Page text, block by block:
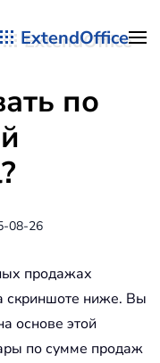
ExtendOffice
по
08-26
продажах
скриншоте ниже. Вы
основе этой
по сумме продаж